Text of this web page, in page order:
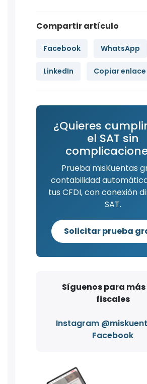
Compartir artículo
Facebook WhatsApp
LinkedIn Copiar enlace
¿Quieres
el SAT sin
Prueba misKuentas
contabilidad
tus CFDI, con conexión
SAT.
Solicitar prueba
Síguenos para
fiscales
Instagram
Facebook